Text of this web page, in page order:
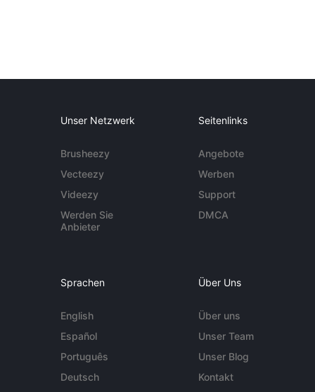
Unser Netzwerk
Brusheezy
Vecteezy
Videezy
Werden Sie
Anbieter
Seitenlinks
Angebote
Werben
Support
DMCA
Sprachen
English
Español
Português
Deutsch
Über Uns
Über uns
Unser Team
Unser Blog
Kontakt